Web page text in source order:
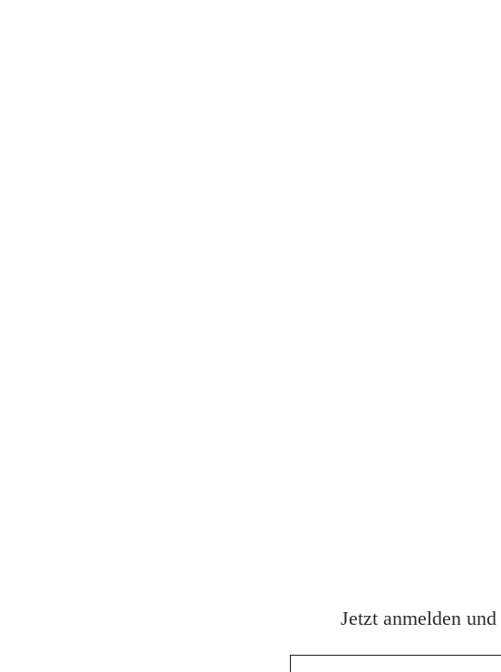
Jetzt anmelden und